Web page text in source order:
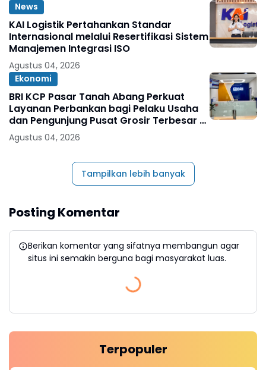
News
KAI Logistik Pertahankan Standar
Internasional melalui Resertifikasi Sistem
Manajemen Integrasi ISO
Agustus 04, 2026
Ekonomi
BRI KCP Pasar Tanah Abang Perkuat
Layanan Perbankan bagi Pelaku Usaha
dan Pengunjung Pusat Grosir Terbesar di
Indonesia
Agustus 04, 2026
Tampilkan lebih banyak
Posting Komentar
Berikan komentar yang sifatnya membangun agar
situs ini semakin berguna bagi masyarakat luas.
Terpopuler